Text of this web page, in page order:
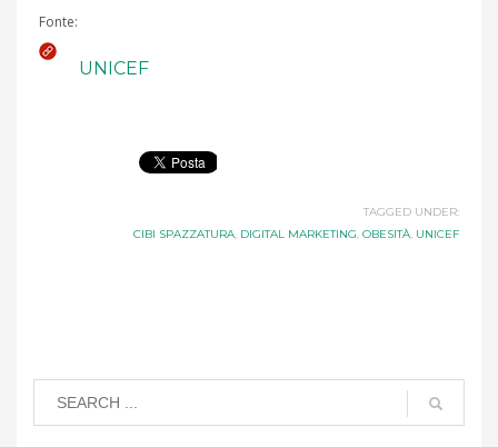
Fonte:
UNICEF
TAGGED UNDER:
CIBI SPAZZATURA, DIGITAL MARKETING, OBESITÀ, UNICEF